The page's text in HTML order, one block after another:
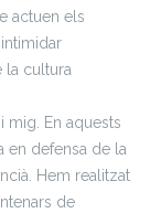
actuen els
la cultura
mig. En aquests
en defensa de la
Hem realitzat
de